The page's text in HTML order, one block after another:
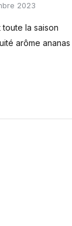
2023
la saison
arôme ananas